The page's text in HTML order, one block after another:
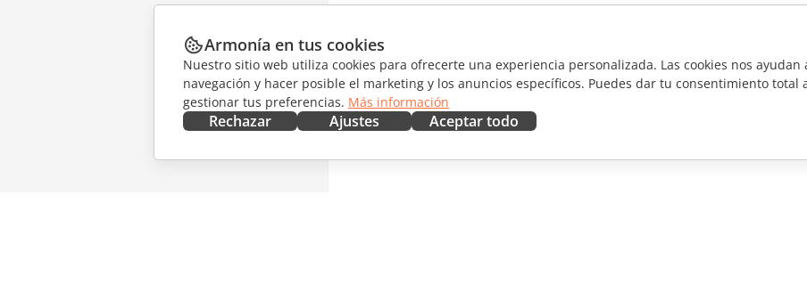
Armonía en tus cookies
Nuestro sitio web utiliza cookies para ofrecerte una experiencia personalizada. Las cookies nos
navegación y hacer posible el marketing y los anuncios específicos. Puedes dar tu consentimiento total
gestionar tus preferencias. Más información
Rechazar Ajustes Aceptar todo